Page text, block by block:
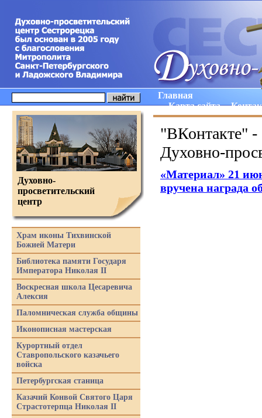
Главная
Карта сайта
"ВКонтакте" -
Духовно-
«Материал» 21
вручена награда
Духовно-
просветительский
центр
Храм иконы Тихвинской
Божией Матери
Библиотека памяти Государя
Императора Николая II
Воскресная школа Цесаревича
Алексия
Паломническая служба общины
Иконописная мастерская
Курортный отдел
Ставропольского казачьего
войска
Петербургская станица
Казачий Конвой Святого Царя
Страстотерпца Николая II